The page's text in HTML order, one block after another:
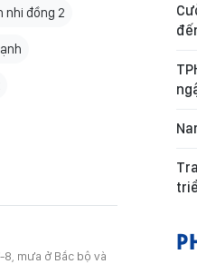
nhi đồng 2
mưa ở Bắc bộ và